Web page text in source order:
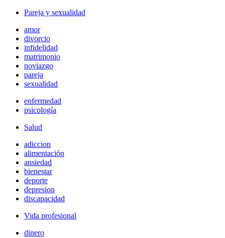
Pareja y sexualidad
amor
divorcio
infidelidad
matrimonio
noviazgo
pareja
sexualidad
enfermedad
psicología
Salud
adiccion
alimentación
ansiedad
bienestar
deporte
depresion
discapacidad
Vida profesional
dinero